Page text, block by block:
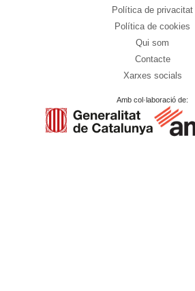
Política de privacitat
Política de cookies
Qui som
Contacte
Xarxes socials
Amb col·laboració de: